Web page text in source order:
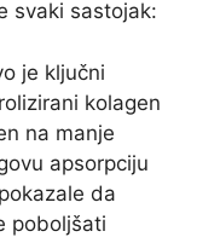
svaki sastojak:
je ključni
kolagen
na manje
apsorpciju
da
poboljšati